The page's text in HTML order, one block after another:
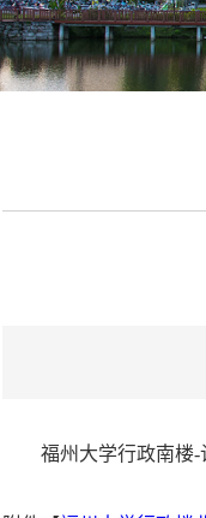
福州大学行政南楼-